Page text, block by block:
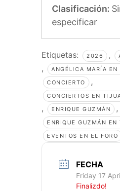
Clasificación:
especificar
Etiquetas: 2026 ,
, ANGÉLICA MARÍA EN
CONCIERTO ,
CONCIERTOS EN
, ENRIQUE GUZMÁN ,
ENRIQUE GUZMÁN EN
EVENTOS EN EL FORO
FECHA
Friday 17
Finalizdo!